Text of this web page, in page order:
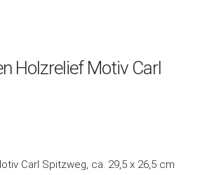
Holzrelief Motiv Carl
Carl Spitzweg, ca. 29,5 x 26,5 cm